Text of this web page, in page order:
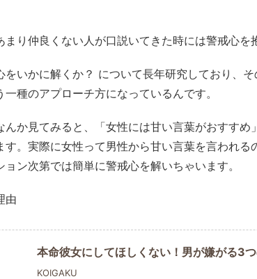
り仲良くない人が口説いてきた時には警戒心を
をいかに解くか？ について長年研究しており、
種のアプローチ方になっているんです。
んか見てみると、「女性には甘い言葉がおすすめ
す。実際に女性って男性から甘い言葉を言われる
ン次第では簡単に警戒心を解いちゃいます。
本命彼女にしてほしくない！男が嫌がる3
KOIGAKU